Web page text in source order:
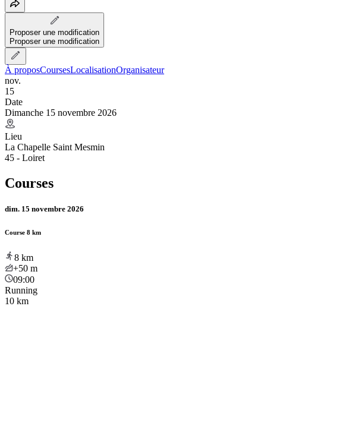
Proposer une modification
Proposer une modification
À proposCoursesLocalisationOrganisateur
nov.
15
Date
Dimanche 15 novembre 2026
Lieu
La Chapelle Saint Mesmin
45 - Loiret
Courses
dim. 15 novembre 2026
Course 8 km
8 km
+50 m
09:00
Running
10 km